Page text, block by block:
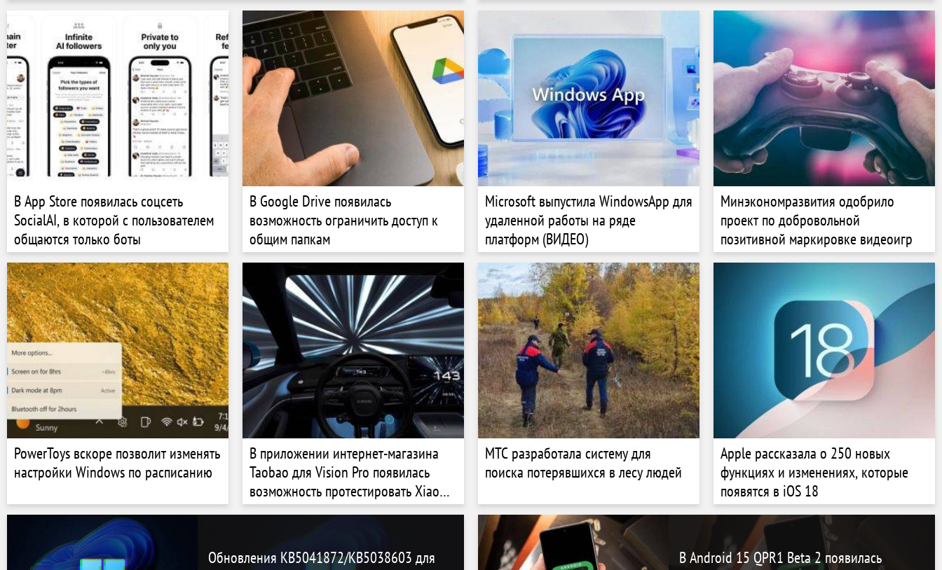
В App Store появилась соцсеть
SocialAI, в которой с пользователем
общаются только боты
В Google Drive появилась
возможность ограничить доступ к
общим папкам
Microsoft выпустила WindowsApp для
удаленной работы на ряде
платформ (ВИДЕО)
Минэкономразвития одобрило
проект по добровольной
позитивной маркировке видеоигр
PowerToys вскоре позволит изменять
настройки Windows по расписанию
В приложении интернет-магазина
Taobao для Vision Pro появилась
возможность протестировать Xiaomi
SU7
МТС разработала систему для
поиска потерявшихся в лесу людей
Apple рассказала о 250 новых
функциях и изменениях, которые
появятся в iOS 18
Обновления KB5041872/KB5038603 для
В Android 15 QPR1 Beta 2 появилась